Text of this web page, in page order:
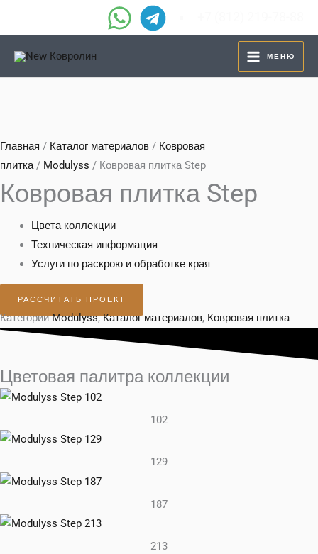
МЕНЮ
Главная / Каталог материалов / Ковровая
плитка/ Modulyss / Ковровая плитка Step
Ковровая плитка Step
Цвета коллекции
Техническая информация
Услуги по раскрою и обработке края
РАССЧИТАТЬ ПРОЕКТ
Категории Modulyss,Каталог материалов, Ковровая плитка
Цветовая палитра коллекции
102
129
187
213